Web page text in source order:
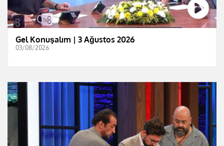
Gel Konuşalım | 3 Ağustos 2026
03/08/2026